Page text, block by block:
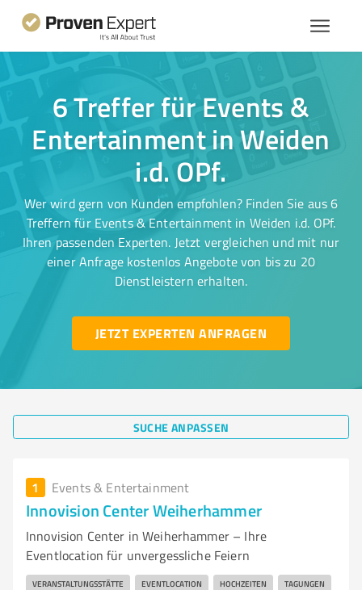
6 Treffer für Events &
Entertainment in Weiden
i.d. OPf.
Wer wird gern von Kunden empfohlen? Finden Sie aus 6
Treffern für Events & Entertainment in Weiden i.d. OPf.
Ihren passenden Experten. Jetzt vergleichen und mit nur
einer Anfrage kostenlos Angebote von bis zu 20
Dienstleistern erhalten.
JETZT EXPERTEN ANFRAGEN
SUCHE ANPASSEN
1 Events & Entertainment
Innovision Center Weiherhammer
Innovision Center in Weiherhammer – Ihre
Eventlocation für unvergessliche Feiern
VERANSTALTUNGSSTÄTTE EVENTLOCATION HOCHZEITEN TAGUNGEN